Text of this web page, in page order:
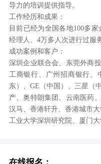
导力的培训提供指导。
工作经历和成果：
目前已经为全国各地100多
经理人、4万多人次进行过服
成功案例和客户：
深圳企业联合会、东莞外商
工商银行、广州招商银行、
东）、GE（中国）、三星（
产、奥特朗集团、云南医药
汉马、香港轩升、香港城市
工业大学深圳研究院、厦门大